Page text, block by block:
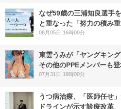
なぜ59歳の三浦知良選手
と重なった「努力の積み重
08月05日 16時00分
東雲うみが「ヤングキン
その他のPPEメンバーも登
07月31日 19時00分
うつ病治療、「医師任せ
ドラインが示す診療改革